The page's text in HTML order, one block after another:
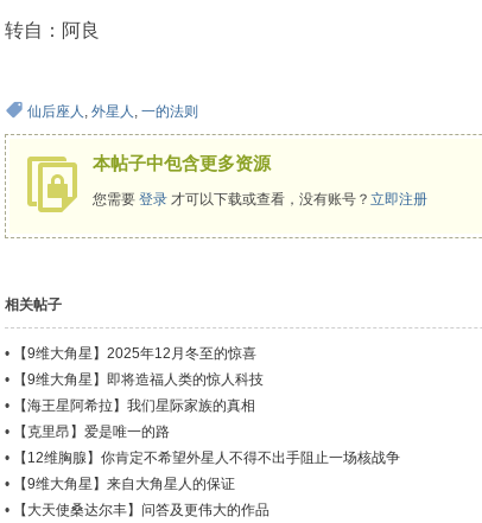
转自：阿良
仙后座人 ,外星人 ,一的法则
本帖子中包含更多资源
您需要登录 才可以下载或查看，没有账号？立即注册
相关帖子
• 【9维大角星】2025年12月冬至的惊喜
•
【9维大角星】即将造福人类的惊人科技
•
【海王星阿希拉】我们星际家族的真相
•
【克里昂】爱是唯一的路
•
【12维胸腺】你肯定不希望外星人不得不出手阻止一场核战争
•
【9维大角星】来自大角星人的保证
•
【大天使桑达尔丰】问答及更伟大的作品